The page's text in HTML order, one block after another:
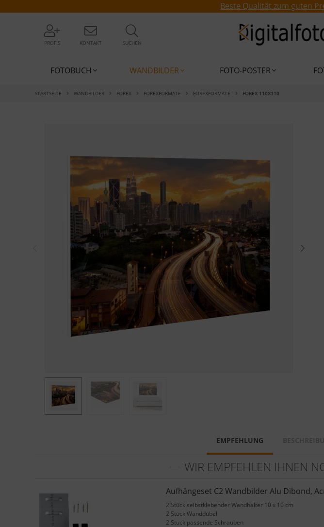
Beste Qualität zum guten
PROFIS KONTAKT SUCHEN
FOTOBUCH WANDBILDER FOTO-POSTER
STARTSEITE WANDBILDER FOREX FOREXFORMATE FOREXFORMATE FOREX 110X110
EMPFEHLUNG
WIR EMPFEHLEN IHNEN
Aufhängeset C2 Wandbilder Alu Dibond,
2 Stück selbstklebender Wandhalter 10 x 10 cm
2 Stück Wanddübel
2 Stück passende Schrauben